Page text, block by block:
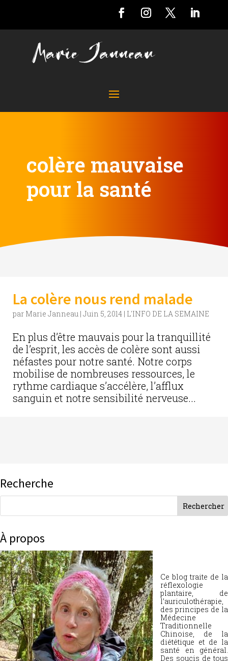
colère mauvaise
pour la santé
La colère nous rend malade
par Marie Janneau | Juin 5, 2014 | L'INFO DE LA SEMAINE
En plus d’être mauvais pour la tranquillité
de l’esprit, les accès de colère sont aussi
néfastes pour notre santé. Notre corps
mobilise de nombreuses ressources, le
rythme cardiaque s’accélère, l’afflux
sanguin et notre sensibilité nerveuse...
Recherche
À propos
Ce blog traite de la
réflexologie
plantaire, de
l’auriculothérapie,
des principes de la
Médecine
Traditionnelle
Chinoise, de la
diététique et de la
santé en général.
Des soucis de tous